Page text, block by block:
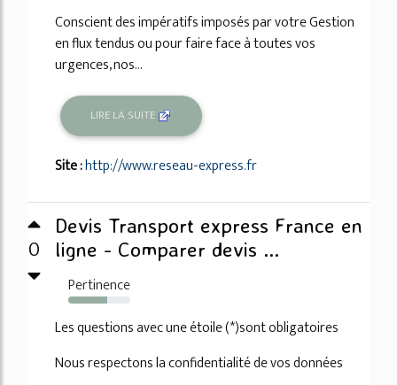
Conscient des impératifs imposés par votre Gestion
en flux tendus ou pour faire face à toutes vos
urgences, nos...
LIRE LA SUITE
Site :http://www.reseau-express.fr
0
Devis Transport express France en
ligne - Comparer devis ...
Pertinence
63%
Les questions avec une étoile (*)sont obligatoires
Nous respectons la confidentialité de vos données